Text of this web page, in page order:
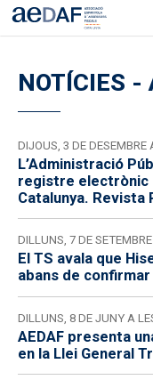
NOTÍCIES -
DIJOUS, 3 DE DESEMBRE
L’Administració
registre electrònic
Catalunya. Revista
DILLUNS, 7 DE
El TS avala que
abans de
DILLUNS, 8 DE JUNY A
AEDAF presenta
en la Llei General